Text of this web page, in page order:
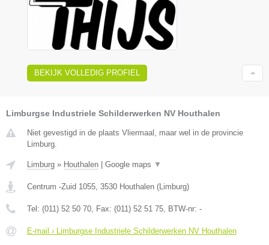
BEKIJK VOLLEDIG PROFIEL
Limburgse Industriele Schilderwerken NV Houthalen
Niet gevestigd in de plaats Vliermaal, maar wel in de provincie
Limburg.
Limburg » Houthalen Google maps ▼
Centrum -Zuid 1055, 3530 Houthalen (Limburg)
Tel: (011) 52 50 70, Fax: (011) 52 51 75, BTW-nr: -
E-mail › Limburgse Industriele Schilderwerken NV Houthalen